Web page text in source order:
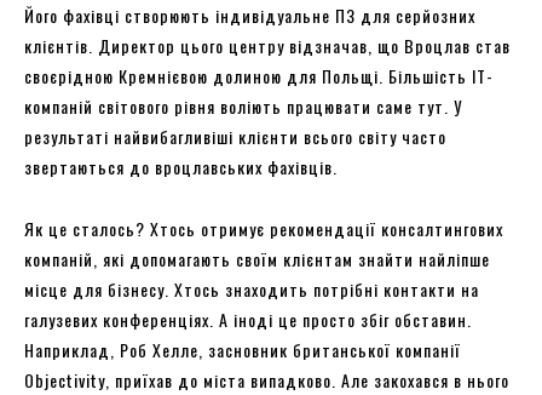
Його фахівці створюють індивідуальне ПЗ для серйозних
клієнтів. Директор цього центру відзначав, що Вроцлав став
своєрідною Кремнієвою долиною для Польщі. Більшість ІТ-
компаній світового рівня воліють працювати саме тут. У
результаті найвибагливіші клієнти всього світу часто
звертаються до вроцлавських фахівців.
Як це сталось? Хтось отримує рекомендації консалтингових
компаній, які допомагають своїм клієнтам знайти найліпше
місце для бізнесу. Хтось знаходить потрібні контакти на
галузевих конференціях. А іноді це просто збіг обставин.
Наприклад, Роб Хелле, засновник британської компанії
Objectivity, приїхав до міста випадково. Але закохався в нього